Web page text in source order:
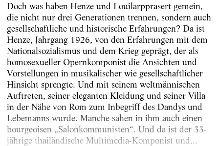
Doch was haben Henze und Louilarpprasert gemein,
die nicht nur drei Generationen trennen, sondern auch
gesellschaftliche und historische Erfahrungen? Da ist
Henze, Jahrgang 1926, von den Erfahrungen mit dem
Nationalsozialismus und dem Krieg geprägt, der als
homosexueller Opernkomponist die Ansichten und
Vorstellungen in musikalischer wie gesellschaftlicher
Hinsicht sprengte. Und mit seinem weltmännischen
Auftreten, seiner eleganten Kleidung und seiner Villa
in der Nähe von Rom zum Inbegriff des Dandys und
Lebemanns wurde. Manche sahen in ihm auch einen
bourgeoisen „Salonkommunisten“. Und da ist der 33-
jährige thailändische Multimedia-Komponist und...